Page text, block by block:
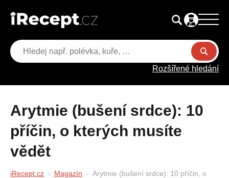
Rozšířené hledání
Arytmie (bušení srdce): 10
příčin, o kterých musíte
vědět
iRecept.cz Magazín
Arytmie (bušení srdce): 10 příčin, o